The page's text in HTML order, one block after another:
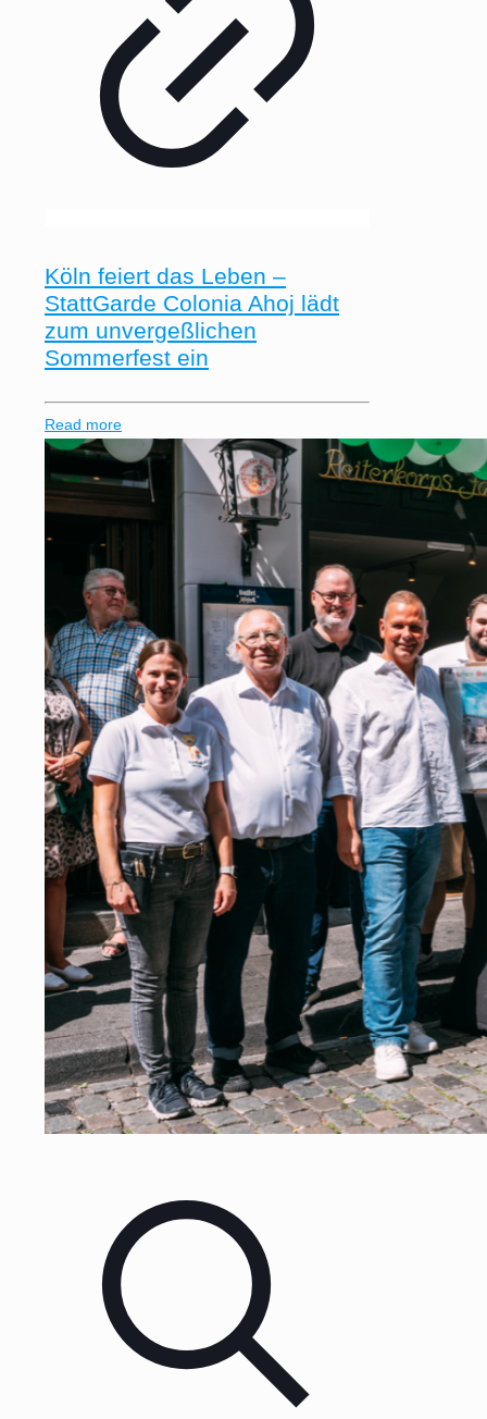
Köln feiert das Leben –
StattGarde Colonia Ahoj lädt
zum unvergeßlichen
Sommerfest ein
Read more